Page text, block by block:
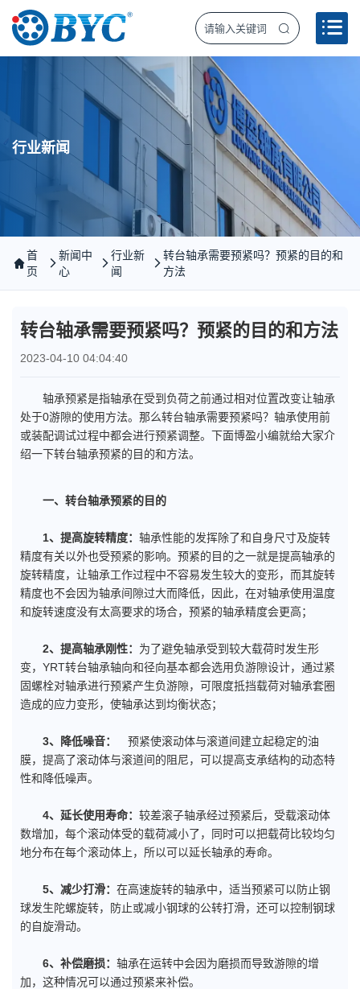
行业新闻
首
页
新闻中
心
行业新
闻
转台轴承需要预紧吗？预紧的目的和
方法
转台轴承需要预紧吗？预紧的目的和方法
2023-04-10 04:04:40
轴承预紧是指轴承在受到负荷之前通过相对位置改变让轴承
处于0游隙的使用方法。那么转台轴承需要预紧吗？轴承使用前
或装配调试过程中都会进行预紧调整。下面博盈小编就给大家介
绍一下转台轴承预紧的目的和方法。
一、转台轴承预紧的目的
1、提高旋转精度： 轴承性能的发挥除了和自身尺寸及旋转
精度有关以外也受预紧的影响。预紧的目的之一就是提高轴承的
旋转精度，让轴承工作过程中不容易发生较大的变形，而其旋转
精度也不会因为轴承间隙过大而降低，因此，在对轴承使用温度
和旋转速度没有太高要求的场合，预紧的轴承精度会更高；
2、提高轴承刚性： 为了避免轴承受到较大载荷时发生形
变，YRT转台轴承轴向和径向基本都会选用负游隙设计，通过紧
固螺栓对轴承进行预紧产生负游隙，可限度抵挡载荷对轴承套圈
造成的应力变形，使轴承达到均衡状态；
3、降低噪音： 预紧使滚动体与滚道间建立起稳定的油
膜，提高了滚动体与滚道间的阻尼，可以提高支承结构的动态特
性和降低噪声。
4、延长使用寿命： 较差滚子轴承经过预紧后，受载滚动体
数增加，每个滚动体受的载荷减小了，同时可以把载荷比较均匀
地分布在每个滚动体上，所以可以延长轴承的寿命。
5、减少打滑： 在高速旋转的轴承中，适当预紧可以防止钢
球发生陀螺旋转，防止或减小钢球的公转打滑，还可以控制钢球
的自旋滑动。
6、补偿磨损： 轴承在运转中会因为磨损而导致游隙的增
加，这种情况可以通过预紧来补偿。